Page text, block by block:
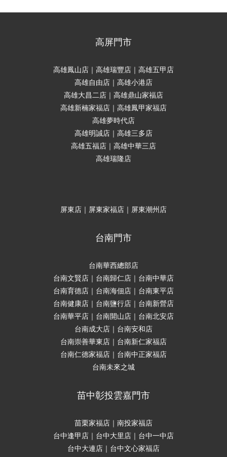
高屏門市
高雄鳳山店｜高雄瑞豐店｜高雄五甲店
高雄自由店｜高雄小港店
高雄大昌二店｜高雄鼎山家福店
高雄新楠家福店｜高雄鳳甲家福店
高雄夢時代店
高雄明誠店｜高雄三多店
高雄五福店｜高雄中華三店
高雄瑞隆店
屏東店｜屏東家福店｜屏東潮州店
台南門市
台南華西總部店
台南文賢店｜台南歸仁店｜台南中華店
台南育德店｜台南海佃店｜台南東平店
台南健康店｜台南鹽行店｜台南新營店
台南華平店｜台南開山店｜台南北安店
台南成大店｜台南安和店
台南崇善華東店｜台南新仁家福店
台南仁德家福店｜台南中正家福店
台南未來之城
苗中彰投雲嘉門市
苗栗家福店｜南投家福店
台中逢甲店｜台中大里店｜台中一中店
台中大連店｜台中文心家福店